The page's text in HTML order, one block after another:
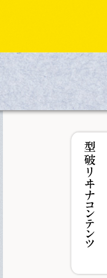
女王のコ
型破リヰナの輪
イト作るから何か書いて｣と
ウィード